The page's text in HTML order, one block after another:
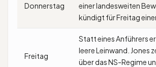
Donnerstag
einer landesweiten
kündigt für Freitag
Freitag
Statt eines Anführers
leere Leinwand. Jones
über das NS-Regime